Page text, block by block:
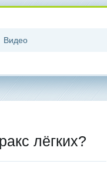
Видео
лёгких?